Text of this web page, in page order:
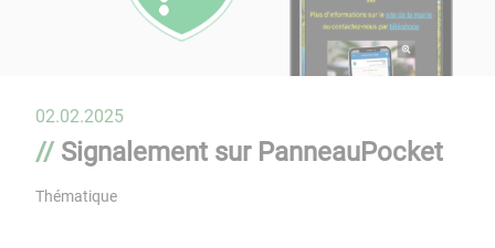
02.02.2025
Signalement sur PanneauPocket
Thématique